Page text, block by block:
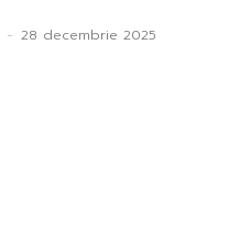
- 28 decembrie 2025